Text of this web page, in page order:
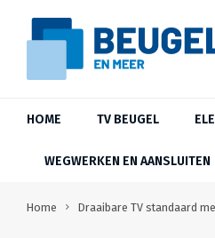
HOME TV BEUGEL
WEGWERKEN EN AANSLUITEN
Home Draaibare TV standaard